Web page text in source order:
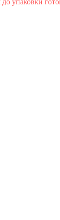
упаковки